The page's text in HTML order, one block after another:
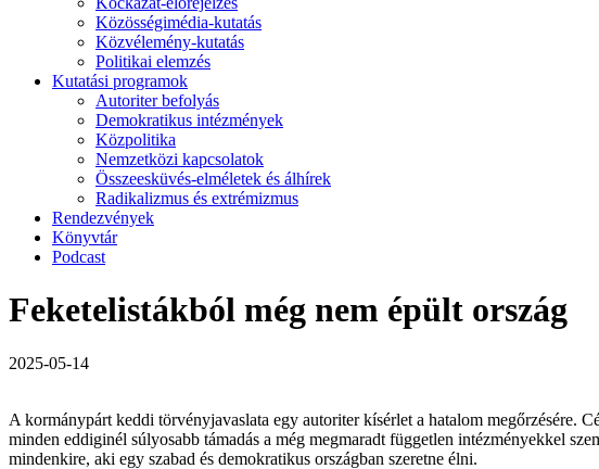
Közösségimédia-kutatás
Közvélemény-kutatás
Politikai elemzés
Kutatási programok
Autoriter befolyás
Demokratikus intézmények
Közpolitika
Nemzetközi kapcsolatok
Összeesküvés-elméletek és álhírek
Radikalizmus és extrémizmus
Rendezvények
Könyvtár
Podcast
Feketelistákból még nem épült ország
2025-05-14
A kormánypárt keddi törvényjavaslata egy autoriter kísérlet a hatalom megőrzésére.
minden eddiginél súlyosabb támadás a még megmaradt független intézményekkel
mindenkire, aki egy szabad és demokratikus országban szeretne élni.